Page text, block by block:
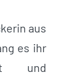
aus
es ihr
und